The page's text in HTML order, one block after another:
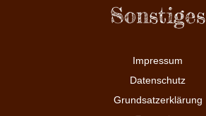
Sonstiges
Impressum
Datenschutz
Grundsatzerklärung